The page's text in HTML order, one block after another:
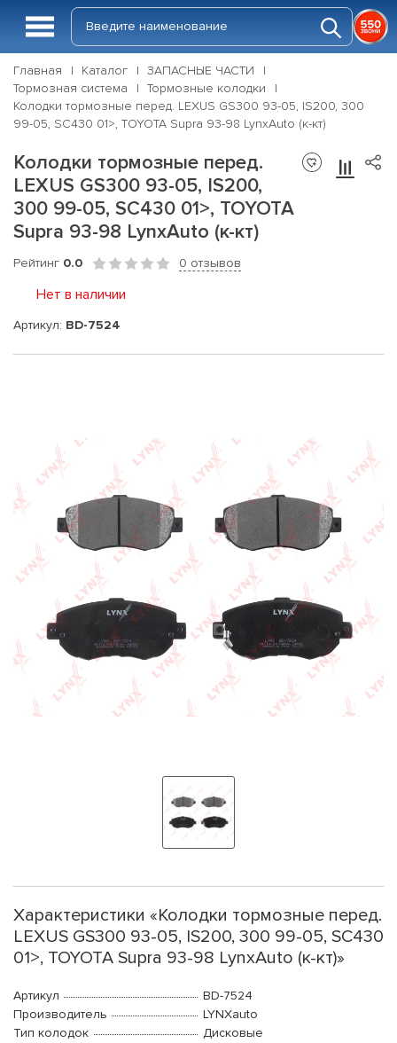
Главная Каталог
ЗАПАСНЫЕ ЧАСТИ
Тормозная система
Тормозные колодки
Колодки тормозные перед. LEXUS GS300 93-05, IS200, 300
99-05, SC430 01>, TOYOTA Supra 93-98 LynxAuto (к-кт)
Колодки тормозные перед.
LEXUS GS300 93-05, IS200,
300 99-05, SC430 01>, TOYOTA
Supra 93-98 LynxAuto (к-кт)
Рейтинг 0.0 0 отзывов
Нет в наличии
Артикул: BD-7524
Характеристики «Колодки тормозные перед.
LEXUS GS300 93-05, IS200, 300 99-05, SC430
01>, TOYOTA Supra 93-98 LynxAuto (к-кт)»
Артикул
BD-7524
Производитель
LYNXauto
Тип колодок
Дисковые